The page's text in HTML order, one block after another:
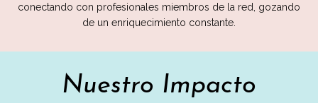
conectando con profesionales miembros de la red, gozando
de un enriquecimiento constante.
Nuestro Impacto